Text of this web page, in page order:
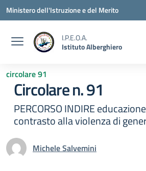
Vai ai contenuti
Vai al menu di navigazione
Vai al footer
Ministero dell'Istruzione e del Merito
I.P.E.O.A.
Istituto Alberghiero
circolare 91
Circolare n. 91
PERCORSO INDIRE
contrasto alla violenza di
Michele Salvemini